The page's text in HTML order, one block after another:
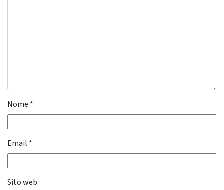
Nome *
Email *
Sito web